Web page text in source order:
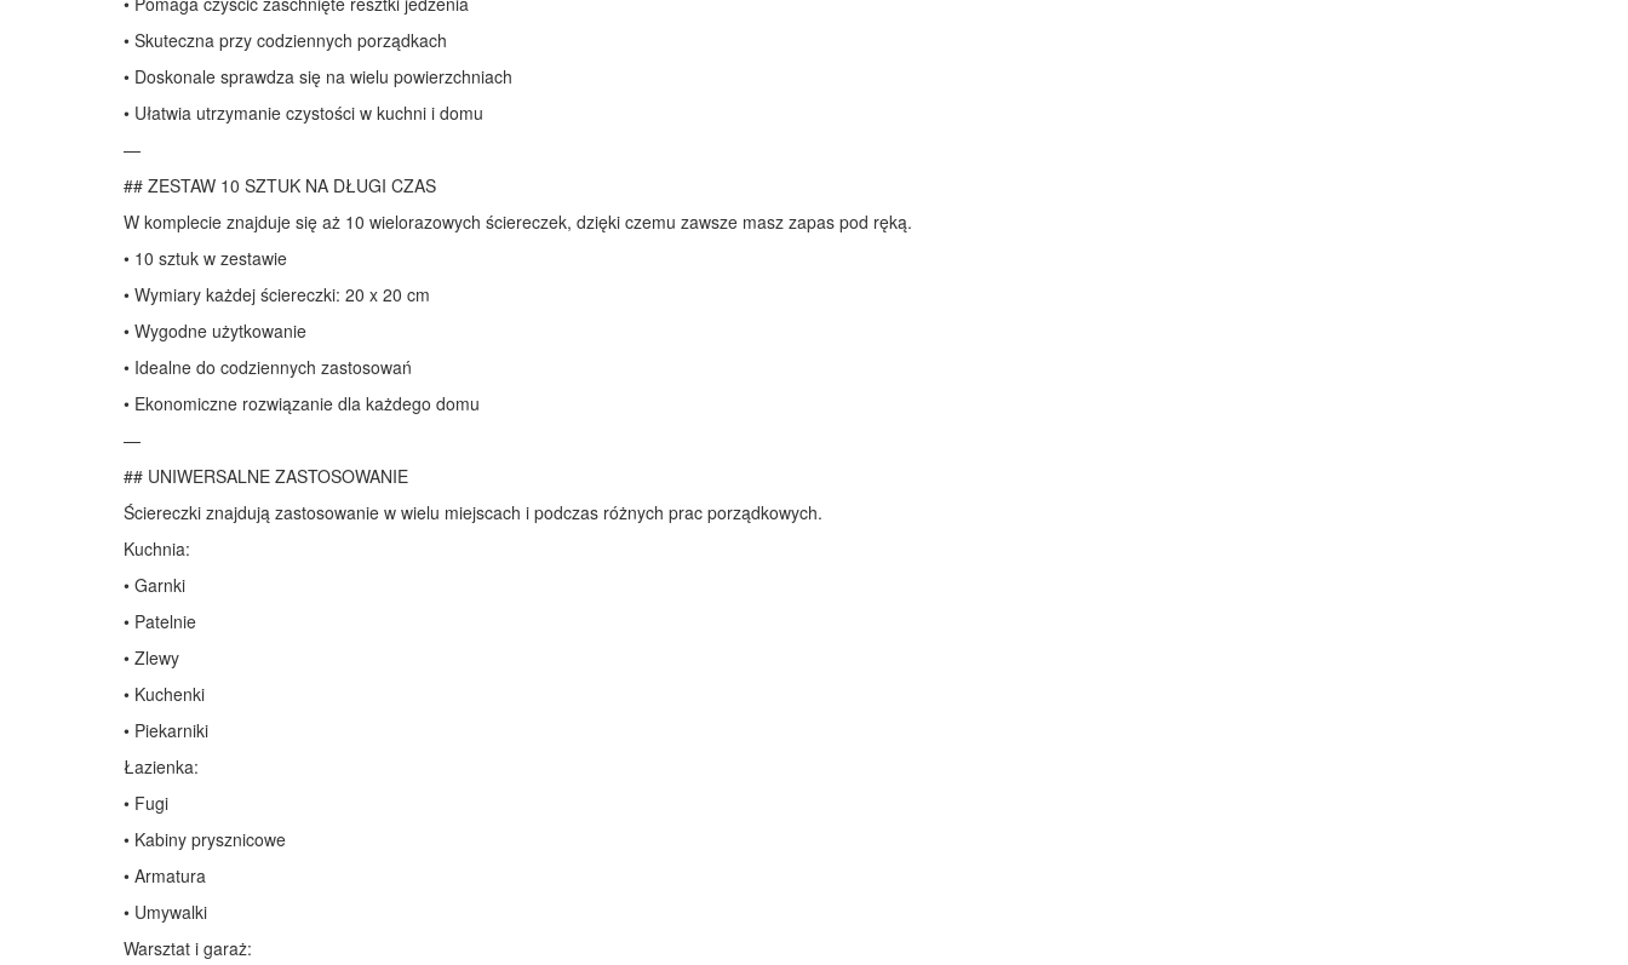
• Skuteczna przy codziennych porządkach
• Doskonale sprawdza się na wielu powierzchniach
• Ułatwia utrzymanie czystości w kuchni i domu
—
## ZESTAW 10 SZTUK NA DŁUGI CZAS
W komplecie znajduje się aż 10 wielorazowych ściereczek, dzięki czemu zawsze masz zapas pod ręką.
• 10 sztuk w zestawie
• Wymiary każdej ściereczki: 20 x 20 cm
• Wygodne użytkowanie
• Idealne do codziennych zastosowań
• Ekonomiczne rozwiązanie dla każdego domu
—
## UNIWERSALNE ZASTOSOWANIE
Ściereczki znajdują zastosowanie w wielu miejscach i podczas różnych prac porządkowych.
Kuchnia:
• Garnki
• Patelnie
• Zlewy
• Kuchenki
• Piekarniki
Łazienka:
• Fugi
• Kabiny prysznicowe
• Armatura
• Umywalki
Warsztat i garaż: